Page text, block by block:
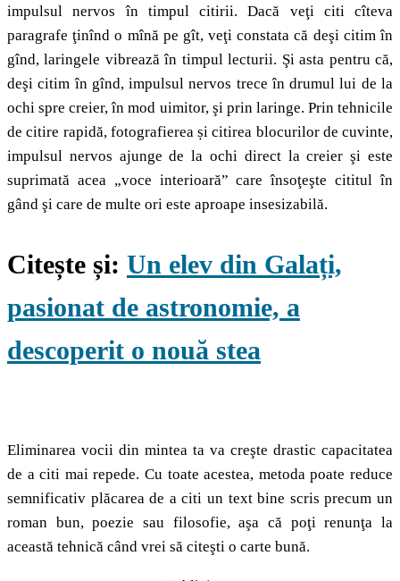
impulsul nervos în timpul citirii. Dacă veţi citi cîteva
paragrafe ţinînd o mînă pe gît, veţi constata că deşi citim în
gînd, laringele vibrează în timpul lecturii. Şi asta pentru că,
deşi citim în gînd, impulsul nervos trece în drumul lui de la
ochi spre creier, în mod uimitor, şi prin laringe. Prin tehnicile
de citire rapidă, fotografierea și citirea blocurilor de cuvinte,
impulsul nervos ajunge de la ochi direct la creier şi este
suprimată acea „voce interioară” care însoţeşte cititul în
gând şi care de multe ori este aproape insesizabilă.
Citește și: Un elev din Galați,
pasionat de astronomie, a
descoperit o nouă stea
Eliminarea vocii din mintea ta va creşte drastic capacitatea
de a citi mai repede. Cu toate acestea, metoda poate reduce
semnificativ plăcarea de a citi un text bine scris precum un
roman bun, poezie sau filosofie, aşa că poţi renunţa la
această tehnică când vrei să citeşti o carte bună.